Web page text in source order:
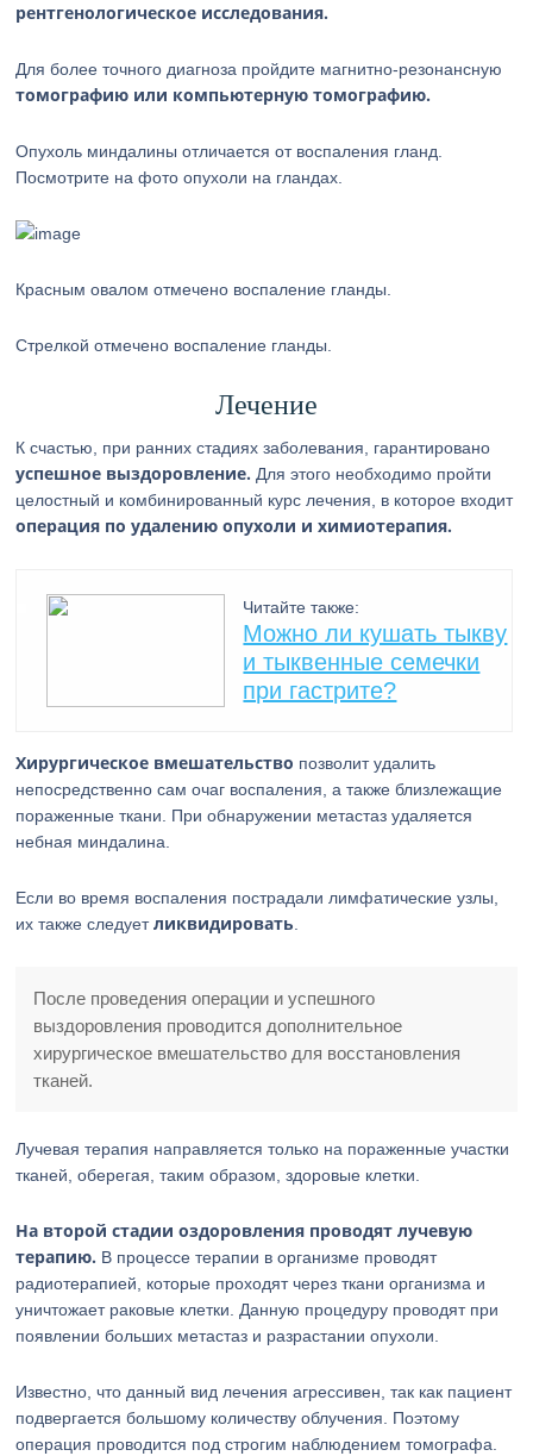
рентгенологическое исследования.
Для более точного диагноза пройдите магнитно-резонансную
томографию или компьютерную томографию.
Опухоль миндалины отличается от воспаления гланд.
Посмотрите на фото опухоли на гландах.
Красным овалом отмечено воспаление гланды.
Стрелкой отмечено воспаление гланды.
Лечение
К счастью, при ранних стадиях заболевания, гарантировано
успешное выздоровление. Для этого необходимо пройти
целостный и комбинированный курс лечения, в которое входит
операция по удалению опухоли и химиотерапия.
Читайте также:
Можно ли кушать тыкву
и тыквенные семечки
при гастрите?
Хирургическое вмешательство позволит удалить
непосредственно сам очаг воспаления, а также близлежащие
пораженные ткани. При обнаружении метастаз удаляется
небная миндалина.
Если во время воспаления пострадали лимфатические узлы,
их также следуетликвидировать
После проведения операции и успешного
выздоровления проводится дополнительное
хирургическое вмешательство для восстановления
тканей.
Лучевая терапия направляется только на пораженные участки
тканей, оберегая, таким образом, здоровые клетки.
На второй стадии оздоровления проводят лучевую
терапию. В процессе терапии в организме проводят
радиотерапией, которые проходят через ткани организма и
уничтожает раковые клетки. Данную процедуру проводят при
появлении больших метастаз и разрастании опухоли.
Известно, что данный вид лечения агрессивен, так как пациент
подвергается большому количеству облучения. Поэтому
операция проводится под строгим наблюдением томографа.